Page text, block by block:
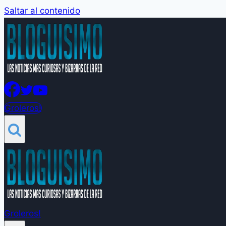
Saltar al contenido
Groleros!
Groleros!